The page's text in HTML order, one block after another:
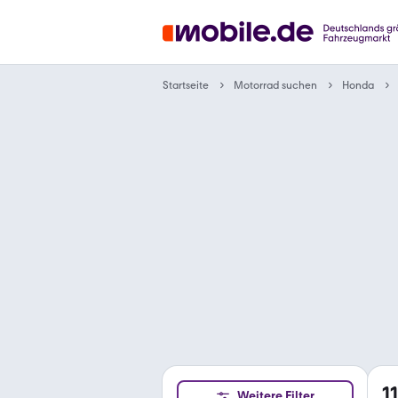
Startseite Motorrad suchen Honda
11